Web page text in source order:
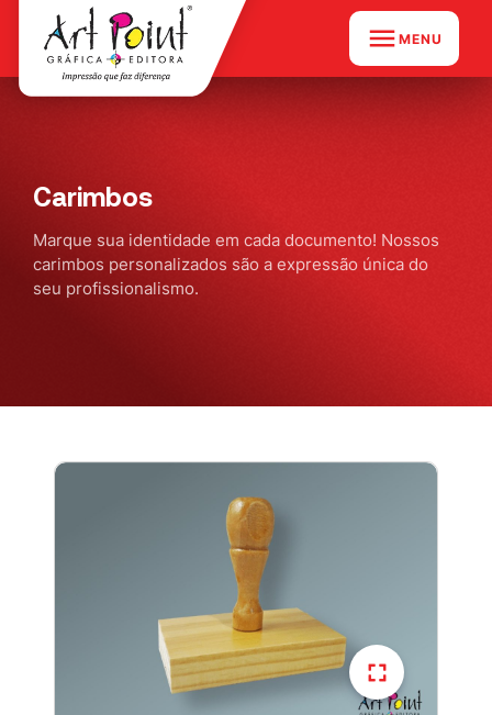
MENU
Carimbos
Marque sua identidade em cada documento! Nossos
carimbos personalizados são a expressão única do
seu profissionalismo.